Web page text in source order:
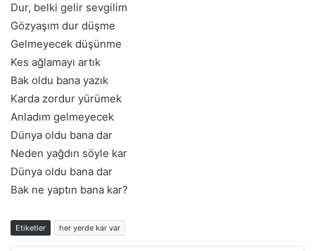
Dur, belki gelir sevgilim
Gözyaşım dur düşme
Gelmeyecek düşünme
Kes ağlamayı artık
Bak oldu bana yazık
Karda zordur yürümek
Anladım gelmeyecek
Dünya oldu bana dar
Neden yağdın söyle kar
Dünya oldu bana dar
Bak ne yaptın bana kar?
Etiketler her yerde kar var